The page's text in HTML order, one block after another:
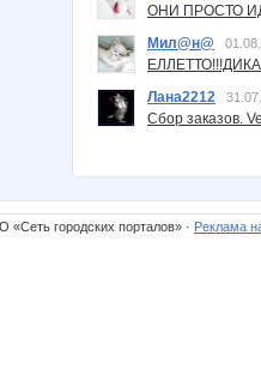
ОНИ ПРОСТО
Мил@н@
Лана2212
Сбор заказов.
городских порталов» · Реклама